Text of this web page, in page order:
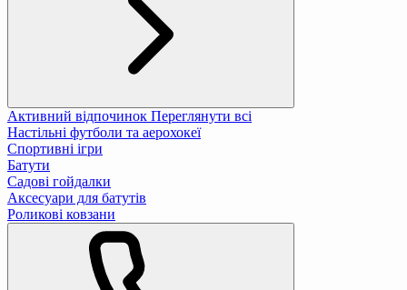
Активний відпочинок Переглянути всі
Настільні футболи та аерохокеї
Спортивні ігри
Батути
Садові гойдалки
Аксесуари для батутів
Роликові ковзани